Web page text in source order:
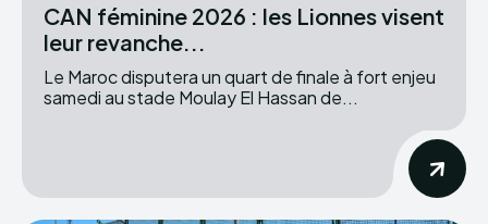
CAN féminine 2026 : les Lionnes visent
leur revanche...
Le Maroc disputera un quart de finale à fort enjeu
samedi au stade Moulay El Hassan de...